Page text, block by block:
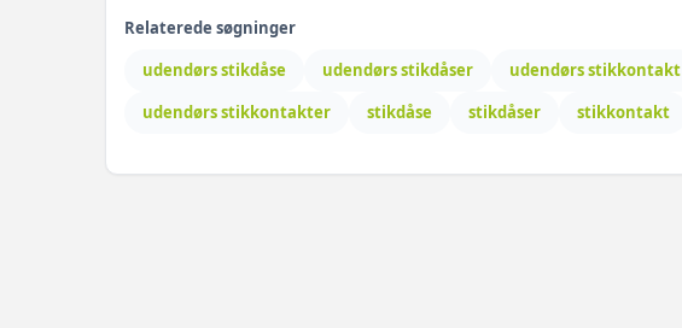
Relaterede søgninger
udendørs stikdåse
udendørs stikdåser
udendørs stikkontakt
udendørs stikkontakter
stikdåse stikdåser stikkontakt